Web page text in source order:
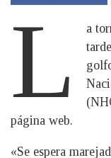
L
a
página web.
«Se espera